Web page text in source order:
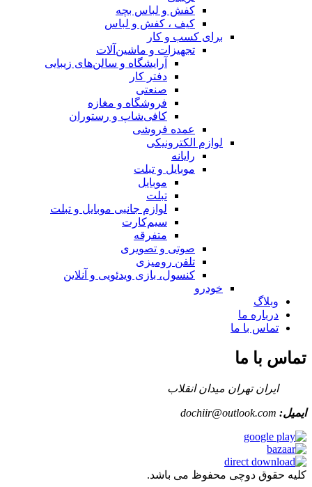
کفش و لباس بچه
کیف ، کفش و لباس
برای کسب و کار
تجهیزات و ماشین‌آلات
آرایشگاه و سالن‌های زیبایی
دفتر کار
صنعتی
فروشگاه و مغازه
کافی‌شاپ و رستوران
عمده فروشی
لوازم الکترونیکی
رایانه
موبایل و تبلت
موبایل
تبلت
لوازم جانبی موبایل و تبلت
سیم‌کارت
متفرقه
صوتی و تصویری
تلفن رومیزی
کنسول، بازی‌ ویدئویی و آنلاین
خودرو
وبلاگ
درباره ما
تماس با ما
تماس با ما
ایران تهران میدان انقلاب
ایمیل: dochiir@outlook.com
کلیه حقوق دوچی محفوظ می باشد.